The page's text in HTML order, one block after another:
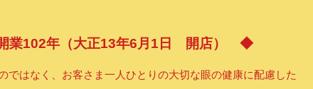
業102年（大正13年6月1日 開店） ◆
はなく、お客さま一人ひとりの大切な眼の健康に配慮した